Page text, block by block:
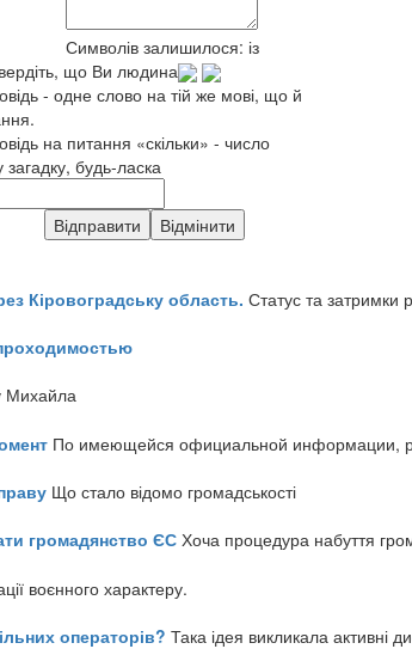
Символів залишилося: із
що Ви людина
- одне слово на тій же мові, що й
на питання «скільки» - число
загадку, будь-ласка
Кіровоградську область. Статус та затримки
Михайла
По имеющейся официальной информации,
Що стало відомо громадськості
громадянство ЄС Хоча процедура набуття
воєнного характеру.
операторів? Така ідея викликала активні